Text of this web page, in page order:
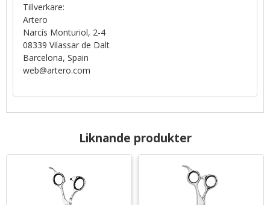
Tillverkare:
Artero
Narcís Monturiol, 2-4
08339 Vilassar de Dalt
Barcelona, Spain
web@artero.com
Liknande produkter